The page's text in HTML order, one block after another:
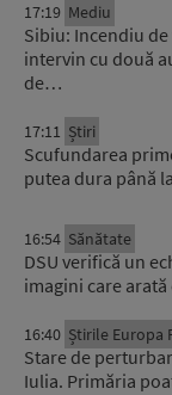
17:19 Mediu
Sibiu: Incendiu
intervin cu două
de…
17:11 Știri
Scufundarea
putea dura până
16:54 Sănătate
DSU verifică un
imagini care
16:40 Știrile Europa
Stare de
Iulia. Primăria